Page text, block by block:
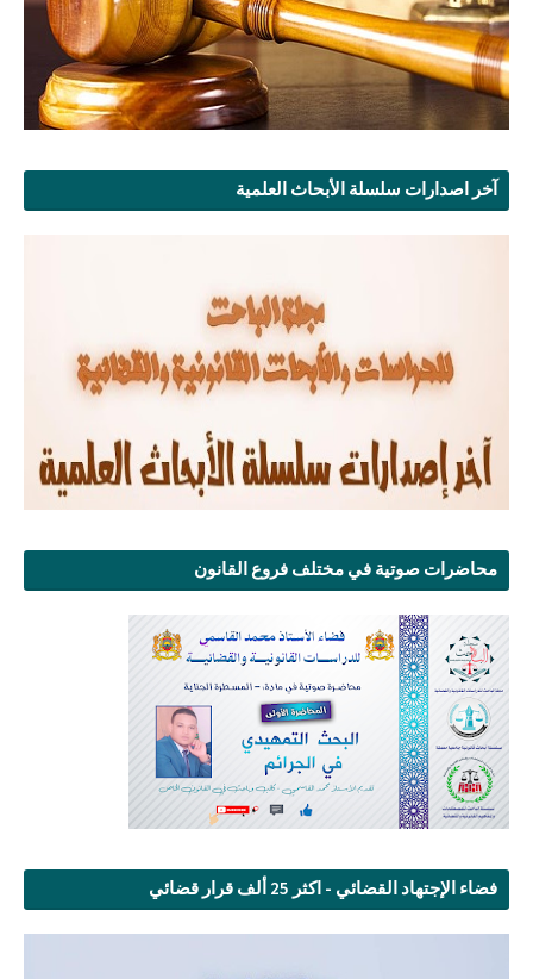
آخر اصدارات سلسلة الأبحاث العلمية
محاضرات صوتية في مختلف فروع القانون
فضاء الإجتهاد القضائي - اكثر 25 ألف قرار قضائي